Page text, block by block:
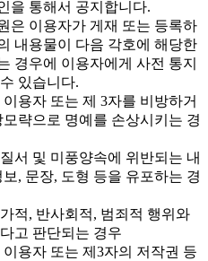
을 통해서 공지합니다.
은 이용자가 게재 또는 등록하
내용물이 다음 각호에 해당한
경우에 이용자에게 사전 통지
있습니다.
이용자 또는 제 3자를 비방하거
모략으로 명예를 손상시키는 경
서 및 미풍양속에 위반되는 내
보, 문장, 도형 등을 유포하는 경
적, 반사회적, 범죄적 행위와
고 판단되는 경우
이용자 또는 제3자의 저작권 등